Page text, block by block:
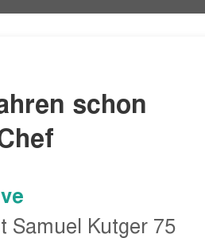
schon
Samuel Kutger 75